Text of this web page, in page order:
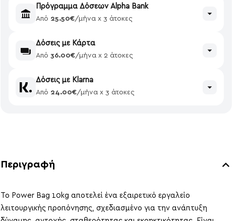
Πρόγραμμα Δόσεων Alpha Bank
Από 25.50€/μήνα x 3 άτοκες
Δόσεις με Κάρτα
Από 36.00€/μήνα x 2 άτοκες
Δόσεις με Klarna
Από 24.00€/μήνα x 3 άτοκες
Περιγραφή
Το Power Bag 10kg αποτελεί ένα εξαιρετικό εργαλείο
λειτουργικής προπόνησης, σχεδιασμένο για την ανάπτυξη